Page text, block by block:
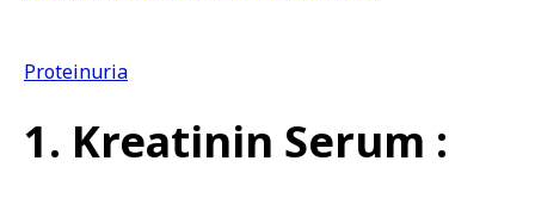
Proteinuria
1. Kreatinin Serum :